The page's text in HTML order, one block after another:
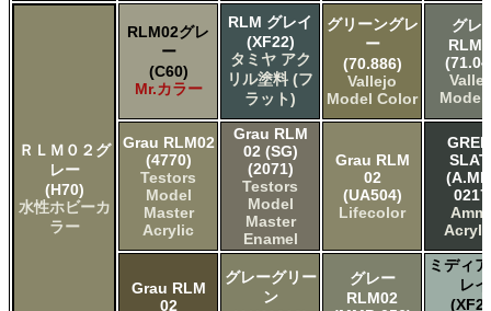
ＲＬＭ０２グ
レー
(H70)
水性ホビーカ
ラー
RLM02グレ
ー
(C60)
Mr.カラー
RLM グレイ
(XF22)
タミヤ アク
リル塗料 (フ
ラット)
グリーングレ
ー
(70.886)
Vallejo
Model Color
グレ
Model
Grau RLM02
(4770)
Testors
Model
Master
Acrylic
Grau RLM
02 (SG)
(2071)
Testors
Model
Master
Enamel
Grau RLM
02
(UA504)
Lifecolor
Grau RLM
02
グレーグリー
ン
グレー
RLM02
ミディ
レイ